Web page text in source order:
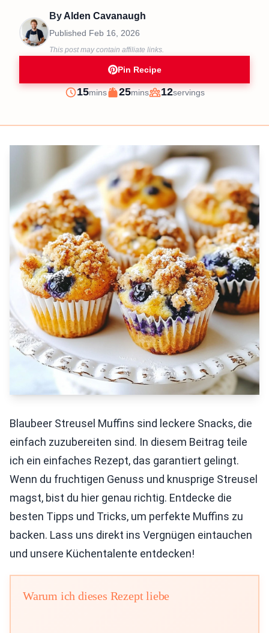
ByAlden Cavanaugh
Published Feb 16, 2026
This post may contain affiliate links.
Pin Recipe
Prep
15minutes
mins
Cook
25minutes
mins
Servings
12servings
Blaubeer Streusel Muffins sind leckere Snacks, die
einfach zuzubereiten sind. In diesem Beitrag teile
ich ein einfaches Rezept, das garantiert gelingt.
Wenn du fruchtigen Genuss und knusprige Streusel
magst, bist du hier genau richtig. Entdecke die
besten Tipps und Tricks, um perfekte Muffins zu
backen. Lass uns direkt ins Vergnügen eintauchen
und unsere Küchentalente entdecken!
Warum ich dieses Rezept liebe